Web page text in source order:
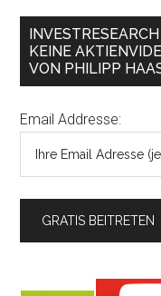
KEINE
VON PHILIPP
Email Addresse: